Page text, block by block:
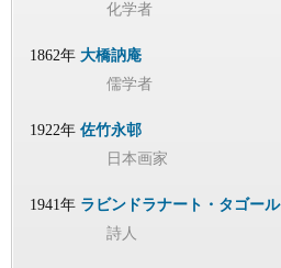
化学者
1862年 大橋訥庵
儒学者
1922年 佐竹永邨
日本画家
1941年 ラビンドラナート・タゴール
詩人